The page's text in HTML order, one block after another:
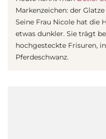
Markenzeichen: der
Seine Frau Nicole hat die
etwas dunkler. Sie trägt
hochgesteckte Frisuren,
Pferdeschwanz.